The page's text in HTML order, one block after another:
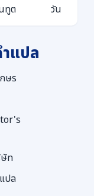
ทูต
วัน
แปล
ษร
ษัท
ปล